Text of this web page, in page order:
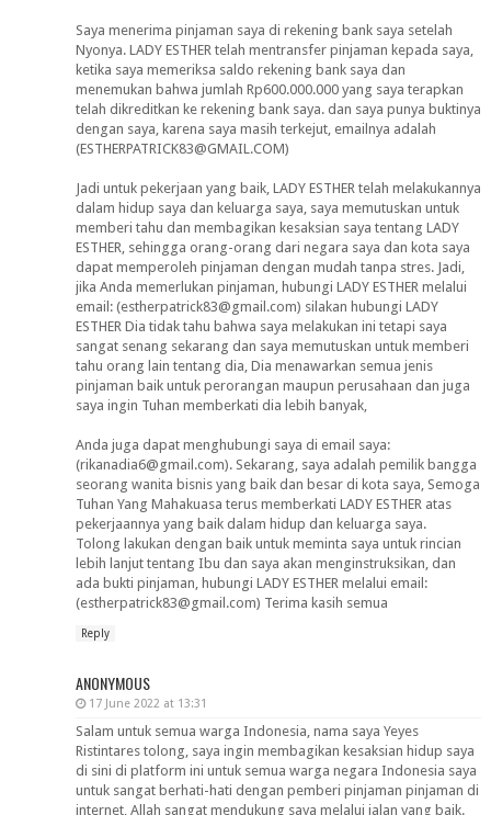
Saya menerima pinjaman saya di rekening bank saya setelah
Nyonya. LADY ESTHER telah mentransfer pinjaman kepada saya,
ketika saya memeriksa saldo rekening bank saya dan
menemukan bahwa jumlah Rp600.000.000 yang saya terapkan
telah dikreditkan ke rekening bank saya. dan saya punya buktinya
dengan saya, karena saya masih terkejut, emailnya adalah
(ESTHERPATRICK83@GMAIL.COM)
Jadi untuk pekerjaan yang baik, LADY ESTHER telah melakukannya
dalam hidup saya dan keluarga saya, saya memutuskan untuk
memberi tahu dan membagikan kesaksian saya tentang LADY
ESTHER, sehingga orang-orang dari negara saya dan kota saya
dapat memperoleh pinjaman dengan mudah tanpa stres. Jadi,
jika Anda memerlukan pinjaman, hubungi LADY ESTHER melalui
email: (estherpatrick83@gmail.com) silakan hubungi LADY
ESTHER Dia tidak tahu bahwa saya melakukan ini tetapi saya
sangat senang sekarang dan saya memutuskan untuk memberi
tahu orang lain tentang dia, Dia menawarkan semua jenis
pinjaman baik untuk perorangan maupun perusahaan dan juga
saya ingin Tuhan memberkati dia lebih banyak,
Anda juga dapat menghubungi saya di email saya:
(rikanadia6@gmail.com). Sekarang, saya adalah pemilik bangga
seorang wanita bisnis yang baik dan besar di kota saya, Semoga
Tuhan Yang Mahakuasa terus memberkati LADY ESTHER atas
pekerjaannya yang baik dalam hidup dan keluarga saya.
Tolong lakukan dengan baik untuk meminta saya untuk rincian
lebih lanjut tentang Ibu dan saya akan menginstruksikan, dan
ada bukti pinjaman, hubungi LADY ESTHER melalui email:
(estherpatrick83@gmail.com) Terima kasih semua
Reply
ANONYMOUS
17 June 2022 at 13:31
Salam untuk semua warga Indonesia, nama saya Yeyes
Ristintares tolong, saya ingin membagikan kesaksian hidup saya
di sini di platform ini untuk semua warga negara Indonesia saya
untuk sangat berhati-hati dengan pemberi pinjaman pinjaman di
internet, Allah sangat mendukung saya melalui jalan yang baik.